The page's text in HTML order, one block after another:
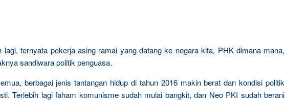
lagi, ternyata pekerja asing ramai yang datang ke negara kita, PHK dimana-mana,
sandiwara politik penguasa.
berbagai jenis tantangan hidup di tahun 2016 makin berat dan kondisi politik
Terlebih lagi faham komunisme sudah mulai bangkit, dan Neo PKI sudah berani